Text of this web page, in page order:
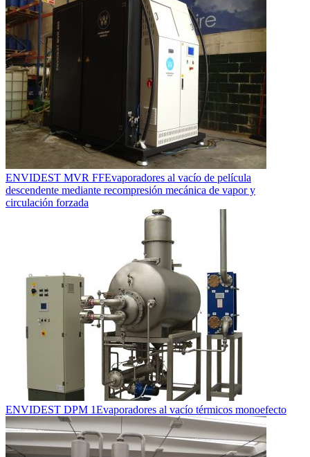
ENVIDEST MVR FFEvaporadores al vacío de película
descendente mediante recompresión mecánica de vapor y
circulación forzada
ENVIDEST DPM 1Evaporadores al vacío térmicos monoefecto